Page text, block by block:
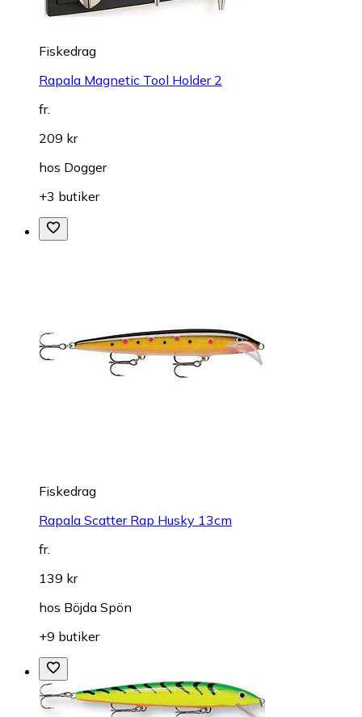
Fiskedrag
Rapala Magnetic Tool Holder 2
fr.
209 kr
hos Dogger
+3 butiker
Fiskedrag
Rapala Scatter Rap Husky 13cm
fr.
139 kr
hos Böjda Spön
+9 butiker